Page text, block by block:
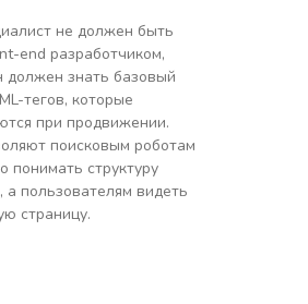
не должен быть
end разработчиком,
должен знать базовый
тегов, которые
при продвижении.
поисковым роботам
понимать структуру
а пользователям видеть
страницу.